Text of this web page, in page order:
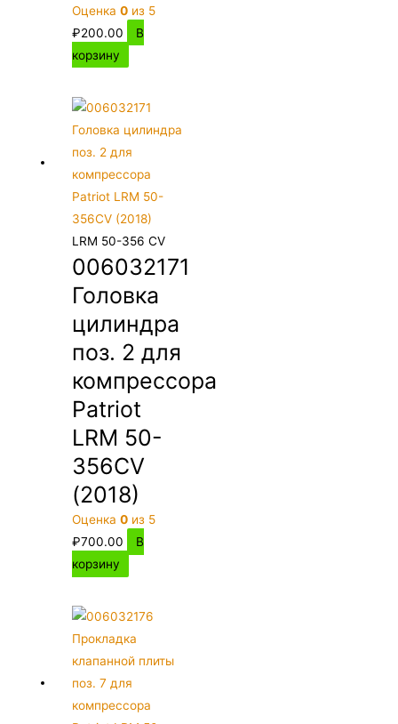
Оценка0 из 5
₽200.00
В
корзину
LRM 50-356 CV
006032171
Головка
цилиндра
поз. 2 для
компрессора
Patriot
LRM 50-
356CV
(2018)
Оценка0 из 5
₽700.00
В
корзину